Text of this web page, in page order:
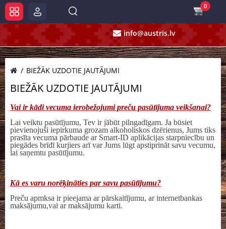
info@austris.lv
0
BIEŽĀK UZDOTIE JAUTĀJUMI
BIEŽĀK UZDOTIE JAUTĀJUMI
Vai ir kādi vecuma ierobežojumi preču pasūtījuma veikšanai?
Lai veiktu pasūtījumu, Tev ir jābūt pilngadīgam. Ja būsiet
pievienojuši iepirkuma grozam alkoholiskos dzērienus, Jums tiks
prasīta vecuma pārbaude ar Smart-ID aplikācijas starpniecību un
piegādes brīdī kurjiers arī var Jums lūgt apstiprināt savu vecumu,
lai saņemtu pasūtījumu.
Kā es varu norēķināties par savu pasūtījumu?
Preču apmksa ir pieejama ar pārskaitījumu, ar internetbankas
maksājumu,vai ar maksājumu karti.